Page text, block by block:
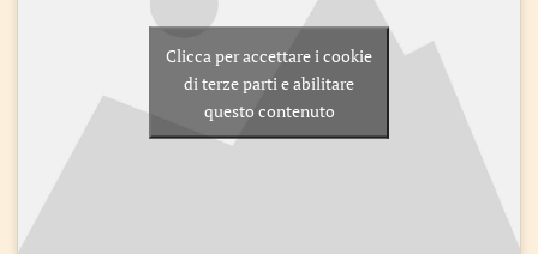
Clicca per accettare i cookie
di terze parti e abilitare
questo contenuto